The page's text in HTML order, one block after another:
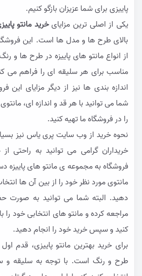
پاییزی برای شما عزیزان بازگو کنیم.
یکی از اصلی ترین مزایایخرید مانتو
بالای طرح ها و مدل ها است. این
از انواع مانتو های پاییزه در طرح ها و
مناسب برای هر سلیقه ای را فراهم می
اندازه بندی ها نیز از دیگر مزایای این
شما می توانید با هر قد و اندازه ای،
را در فروشگاه ما تهیه کنید.
نحوه خرید از وب سایت پری یاس نیز
خریداران گرامی می توانید به راحتی
فروشگاه به مجموعه ی مانتو های پاییزه
مانتوی مورد نظر خود را از بین آن ها
دهید. البته شما می توانید به صورت
مراجعه کرده و مانتو های انتخابی خود
کنید و سپس خرید خود را انجام دهید.
برای خرید بهترین مانتو پاییزی، قدم
طرح و رنگ است. با توجه به سلیقه و